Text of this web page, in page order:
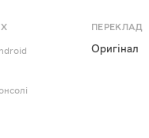
ПЕРЕКЛАД
Оригінал